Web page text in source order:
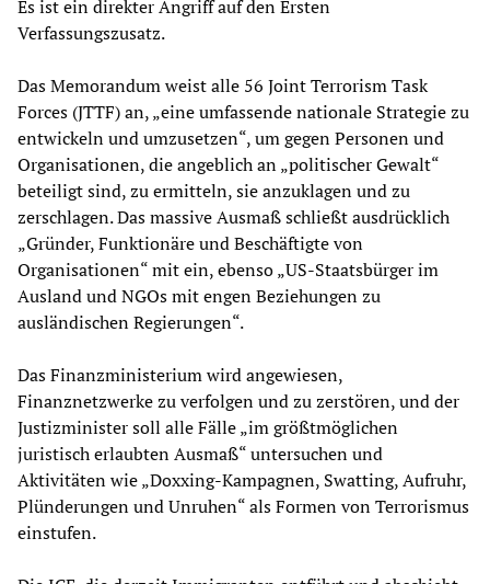
Es ist ein direkter Angriff auf den Ersten
Verfassungszusatz.
Das Memorandum weist alle 56 Joint Terrorism Task
Forces (JTTF) an, „eine umfassende nationale Strategie zu
entwickeln und umzusetzen“, um gegen Personen und
Organisationen, die angeblich an „politischer Gewalt“
beteiligt sind, zu ermitteln, sie anzuklagen und zu
zerschlagen. Das massive Ausmaß schließt ausdrücklich
„Gründer, Funktionäre und Beschäftigte von
Organisationen“ mit ein, ebenso „US-Staatsbürger im
Ausland und NGOs mit engen Beziehungen zu
ausländischen Regierungen“.
Das Finanzministerium wird angewiesen,
Finanznetzwerke zu verfolgen und zu zerstören, und der
Justizminister soll alle Fälle „im größtmöglichen
juristisch erlaubten Ausmaß“ untersuchen und
Aktivitäten wie „Doxxing-Kampagnen, Swatting, Aufruhr,
Plünderungen und Unruhen“ als Formen von Terrorismus
einstufen.